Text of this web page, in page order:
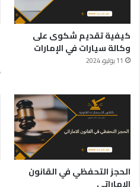
كيفية تقديم شكوى على
وكالة سيارات في الإمارات
11 يوليو، 2024
الحجز التحفظي في القانون